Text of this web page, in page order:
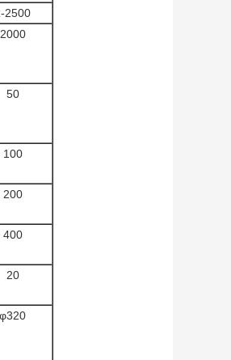
2500
2000
50
100
200
400
20
φ320